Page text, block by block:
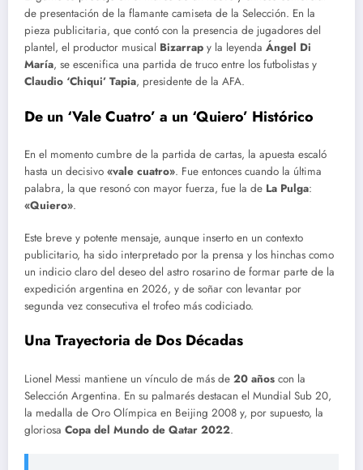
de presentación de la flamante camiseta de la Selección. En la
pieza publicitaria, que contó con la presencia de jugadores del
plantel, el productor musical Bizarrap y la leyenda Ángel Di
María, se escenifica una partida de truco entre los futbolistas y
Claudio ‘Chiqui’ Tapia, presidente de la AFA.
De un ‘Vale Cuatro’ a un ‘Quiero’ Histórico
En el momento cumbre de la partida de cartas, la apuesta escaló
hasta un decisivo «vale cuatro». Fue entonces cuando la última
palabra, la que resonó con mayor fuerza, fue la de La Pulga:
«Quiero».
Este breve y potente mensaje, aunque inserto en un contexto
publicitario, ha sido interpretado por la prensa y los hinchas como
un indicio claro del deseo del astro rosarino de formar parte de la
expedición argentina en 2026, y de soñar con levantar por
segunda vez consecutiva el trofeo más codiciado.
Una Trayectoria de Dos Décadas
Lionel Messi mantiene un vínculo de más de 20 años con la
Selección Argentina. En su palmarés destacan el Mundial Sub 20,
la medalla de Oro Olímpica en Beijing 2008 y, por supuesto, la
gloriosa Copa del Mundo de Qatar 2022.